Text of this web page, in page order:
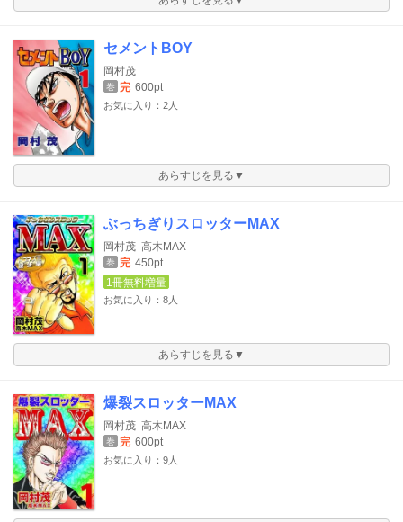
セメントBOY
岡村茂
巻 完 600pt
お気に入り：2人
あらすじを見る▼
ぶっちぎりスロッターMAX
岡村茂 高木MAX
巻 完 450pt
1冊無料増量
お気に入り：8人
あらすじを見る▼
爆裂スロッターMAX
岡村茂 高木MAX
巻 完 600pt
お気に入り：9人